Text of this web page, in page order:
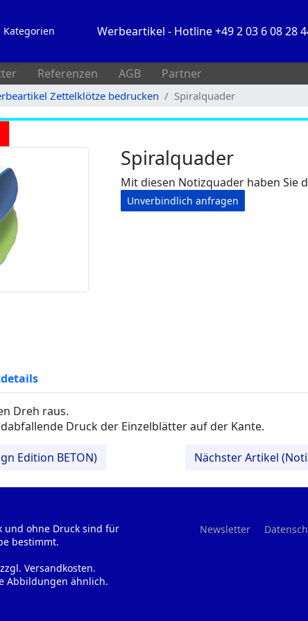
Kategorien Werbeartikel - Hotline +49 2 03 6 08 28
Referenzen AGB Partner
Zettelklötze bedrucken Spiralquader
Spiralquader
Mit diesen Notizquader haben Sie
Unverbindlich anfragen
Dreh raus.
Druck der Einzelblätter auf der Kante.
Edition BETON) Nächster Artikel
und ohne Druck sind für
bestimmt.
Versandkosten.
Abbildungen ähnlich.
Newsletter